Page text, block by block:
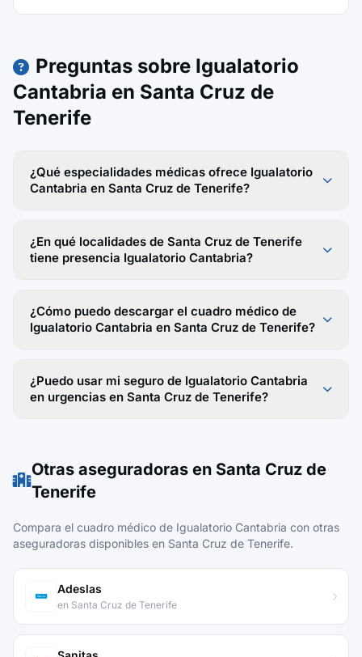
Preguntas sobre Igualatorio
Cantabria en Santa Cruz de
Tenerife
¿Qué especialidades médicas ofrece Igualatorio
Cantabria en Santa Cruz de Tenerife?
¿En qué localidades de Santa Cruz de Tenerife
tiene presencia Igualatorio Cantabria?
¿Cómo puedo descargar el cuadro médico de
Igualatorio Cantabria en Santa Cruz de Tenerife?
¿Puedo usar mi seguro de Igualatorio Cantabria
en urgencias en Santa Cruz de Tenerife?
Otras aseguradoras en Santa Cruz de
Tenerife
Compara el cuadro médico de Igualatorio Cantabria con otras
aseguradoras disponibles en Santa Cruz de Tenerife.
Adeslas
en Santa Cruz de Tenerife